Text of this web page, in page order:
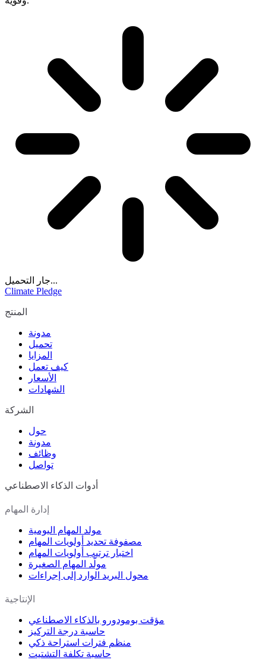
جار التحميل...
Climate Pledge
المنتج
مدونة
تحميل
المزايا
كيف تعمل
الأسعار
الشهادات
الشركة
حول
مدونة
وظائف
تواصل
أدوات الذكاء الاصطناعي
إدارة المهام
مولد المهام اليومية
مصفوفة تحديد أولويات المهام
اختبار ترتيب أولويات المهام
مولّد المهام الصغيرة
محول البريد الوارد إلى إجراءات
الإنتاجية
مؤقت بومودورو بالذكاء الاصطناعي
حاسبة درجة التركيز
منظم فترات استراحة ذكي
حاسبة تكلفة التشتيت